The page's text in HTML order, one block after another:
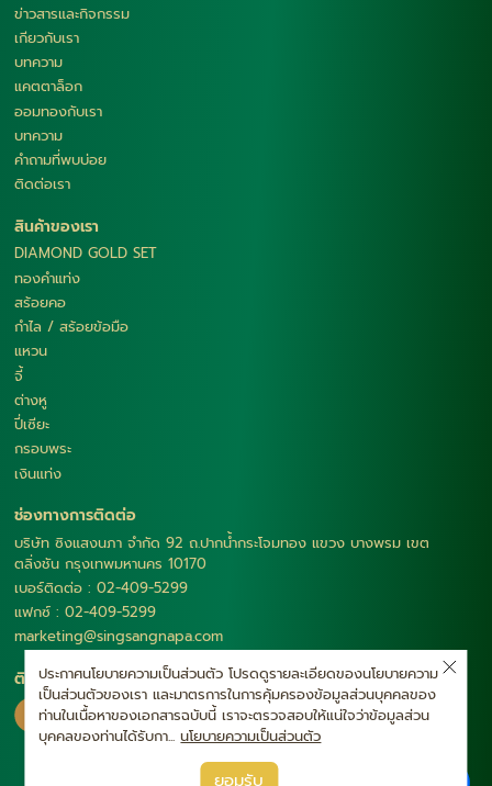
ข่าวสารและกิจกรรม
เกียวกับเรา
บทความ
แคตตาล็อก
ออมทองกับเรา
บทความ
คำถามที่พบบ่อย
ติดต่อเรา
สินค้าของเรา
DIAMOND GOLD SET
ทองคำแท่ง
สร้อยคอ
กำไล / สร้อยข้อมือ
แหวน
จี้
ต่างหู
ปี่เซียะ
กรอบพระ
เงินแท่ง
ช่องทางการติดต่อ
บริษัท ซิงแสงนภา จำกัด 92 ถ.ปากน้ำกระโจมทอง แขวง บางพรม เขต
ตลิ่งชัน กรุงเทพมหานคร 10170
เบอร์ติดต่อ : 02-409-5299
แฟกซ์ : 02-409-5299
marketing@singsangnapa.com
ติดตามเรา
|
ประกาศนโยบายความเป็นส่วนตัว โปรดดูรายละเอียดของนโยบายความ
เป็นส่วนตัวของเรา และมาตรการในการคุ้มครองข้อมูลส่วนบุคคลของ
ท่านในเนื้อหาของเอกสารฉบับนี้ เราจะตรวจสอบให้แน่ใจว่าข้อมูลส่วน
บุคคลของท่านได้รับกา... นโยบายความเป็นส่วนตัว
ยอมรับ